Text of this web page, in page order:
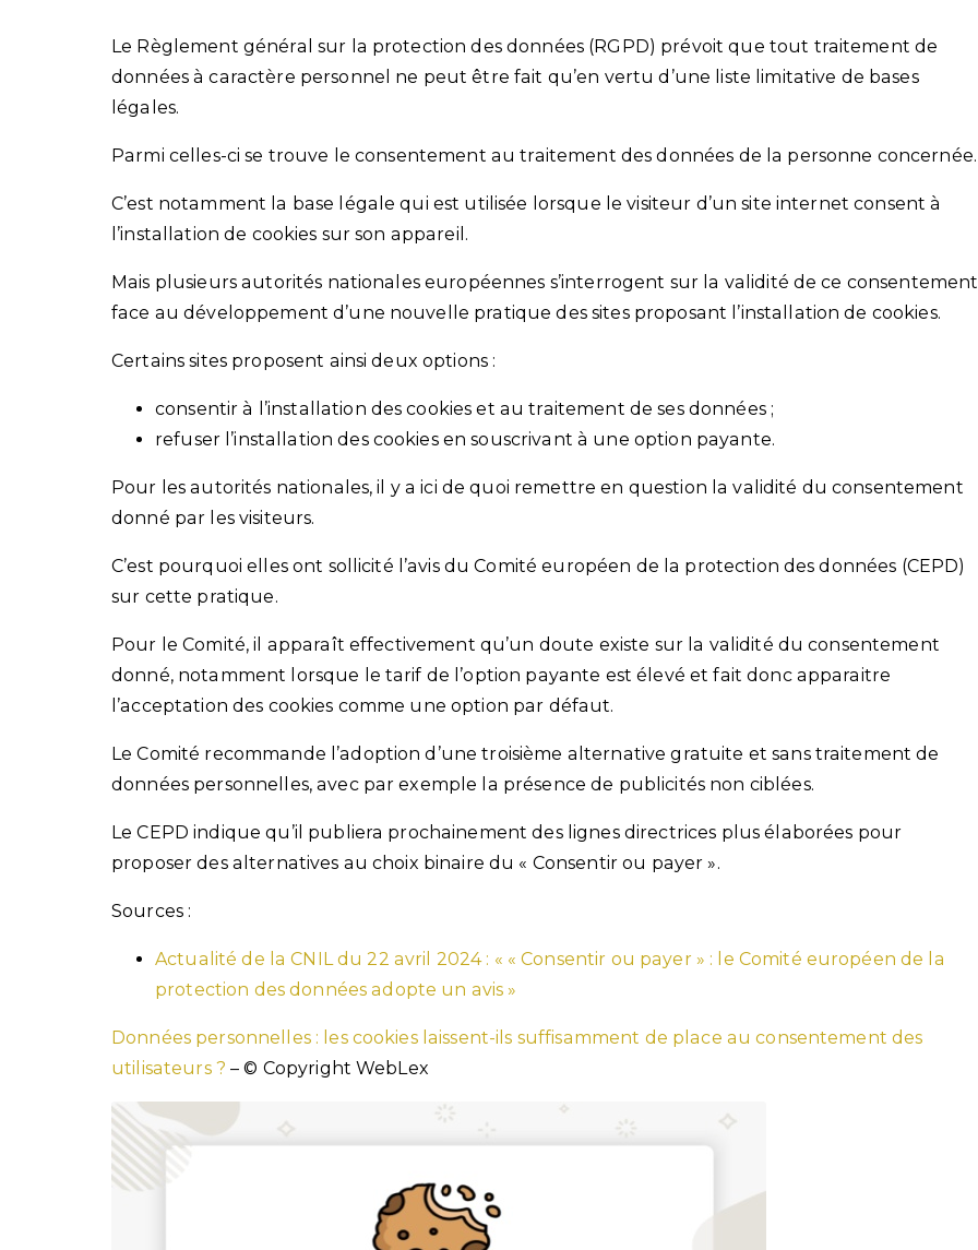
Le Règlement général sur la protection des données (RGPD) prévoit que tout traitement de
données à caractère personnel ne peut être fait qu’en vertu d’une liste limitative de bases
légales.
Parmi celles-ci se trouve le consentement au traitement des données de la personne concernée.
C’est notamment la base légale qui est utilisée lorsque le visiteur d’un site internet consent à
l’installation de cookies sur son appareil.
Mais plusieurs autorités nationales européennes s’interrogent sur la validité de ce consentement
face au développement d’une nouvelle pratique des sites proposant l’installation de cookies.
Certains sites proposent ainsi deux options :
consentir à l’installation des cookies et au traitement de ses données ;
refuser l’installation des cookies en souscrivant à une option payante.
Pour les autorités nationales, il y a ici de quoi remettre en question la validité du consentement
donné par les visiteurs.
C’est pourquoi elles ont sollicité l’avis du Comité européen de la protection des données (CEPD)
sur cette pratique.
Pour le Comité, il apparaît effectivement qu’un doute existe sur la validité du consentement
donné, notamment lorsque le tarif de l’option payante est élevé et fait donc apparaitre
l’acceptation des cookies comme une option par défaut.
Le Comité recommande l’adoption d’une troisième alternative gratuite et sans traitement de
données personnelles, avec par exemple la présence de publicités non ciblées.
Le CEPD indique qu’il publiera prochainement des lignes directrices plus élaborées pour
proposer des alternatives au choix binaire du « Consentir ou payer ».
Sources :
Actualité de la CNIL du 22 avril 2024 : « « Consentir ou payer » : le Comité européen de la
protection des données adopte un avis »
Données personnelles : les cookies laissent-ils suffisamment de place au consentement des
utilisateurs ? – © Copyright WebLex